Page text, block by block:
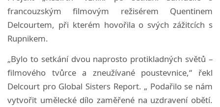
francouzským filmovým režisérem Quentinem
Delcourtem, při kterém hovořila o svých zážitcích s
Rupnikem.
„Bylo to setkání dvou naprosto protikladných světů –
filmového tvůrce a zneužívané poustevnice,“ řekl
Delcourt pro Global Sisters Report. „ Podařilo se nám
vytvořit umělecké dílo zaměřené na uzdravení obětí.